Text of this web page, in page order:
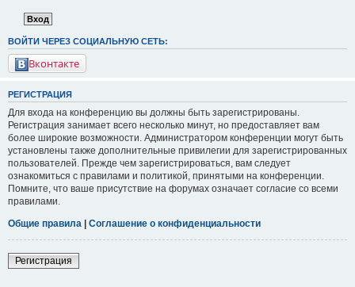
ВОЙТИ ЧЕРЕЗ СОЦИАЛЬНУЮ СЕТЬ:
Вконтакте
РЕГИСТРАЦИЯ
Для входа на конференцию вы должны быть зарегистрированы.
Регистрация занимает всего несколько минут, но предоставляет вам
более широкие возможности. Администратором конференции могут быть
установлены также дополнительные привилегии для зарегистрированных
пользователей. Прежде чем зарегистрироваться, вам следует
ознакомиться с правилами и политикой, принятыми на конференции.
Помните, что ваше присутствие на форумах означает согласие со всеми
правилами.
Общие правила
Соглашение о конфиденциальности
Регистрация